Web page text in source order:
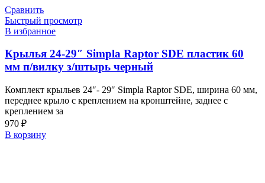
Сравнить
Быстрый просмотр
В избранное
Крылья 24-29″ Simpla Raptor SDE пластик 60
мм п/вилку з/штырь черный
Комплект крыльев 24″- 29″ Simpla Raptor SDE, ширина 60 мм,
переднее крыло с креплением на кронштейне, заднее с
креплением за
970 ₽
В корзину